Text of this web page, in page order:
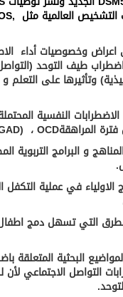
العالمية مثل
اعراض وخصوصيات أداء
طيف التوحد
وتأثيرها على التعلم
النفسية
المراهقة ،OCD
و البرامج التربوية
الاولياء في عملية
التي تسهل دمج
البحثية المتعلقة
التواصل الاجتماعي لأن
.